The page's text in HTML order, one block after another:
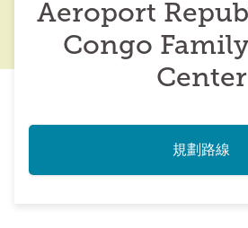
Aeroport
Congo
Center
規劃路線